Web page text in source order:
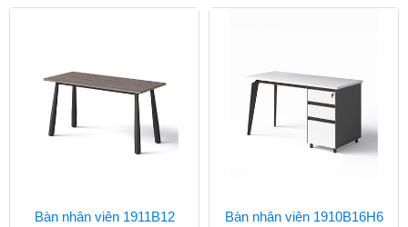
Bàn nhân viên 1911B12 Bàn nhân viên 1910B16H6